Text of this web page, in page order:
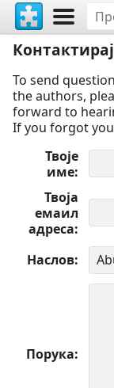
To send
the authors,
forward to
If you forgot
Твоје
име
Твоја
емаил
адреса
Наслов
Порука